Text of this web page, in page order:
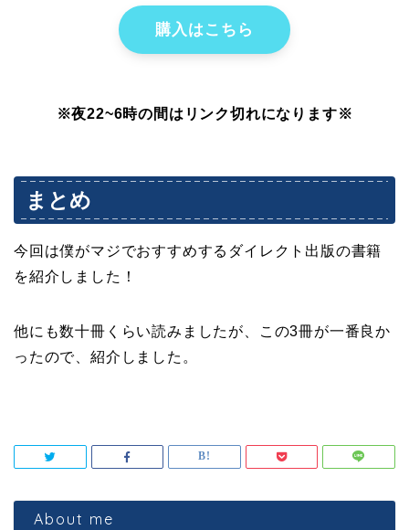
購入はこちら
※夜22~6時の間はリンク切れになります※
まとめ
今回は僕がマジでおすすめするダイレクト出版の書籍
を紹介しました！
他にも数十冊くらい読みましたが、この3冊が一番良か
ったので、紹介しました。
About me